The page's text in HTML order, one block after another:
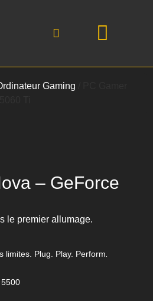
Gaming
– GeForce
le premier allumage.
limites. Plug. Play. Perform